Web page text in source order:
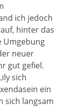
ich jedoch
hinter das
Umgebung
neuer
gut gefiel.
sich
ein
sich langsam